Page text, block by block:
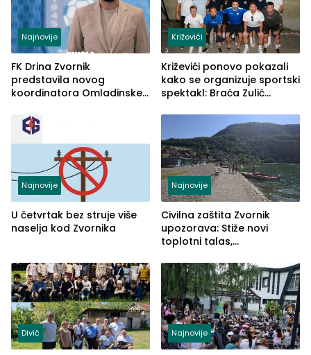
Najnovije
FK Drina Zvornik
predstavila novog
koordinatora Omladinske
Križevići
Križevići ponovo pokazali
kako se organizuje sportski
spektakl: Braća Zulić
Najnovije
U četvrtak bez struje više
naselja kod Zvornika
Najnovije
Civilna zaštita Zvornik
upozorava: Stiže novi
toplotni talas,
Divič Najnovije